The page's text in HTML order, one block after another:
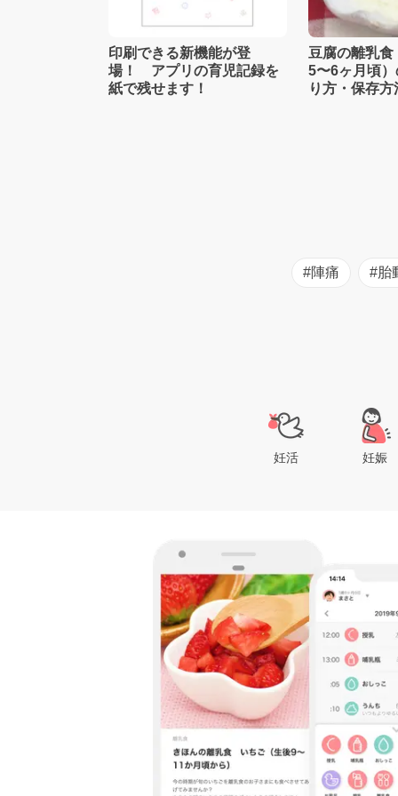
印刷できる新機能が登
場！ アプリの育児記録を
紙で残せます！
豆腐の離乳
5〜6ヶ月頃
り方・保存
#陣痛 #胎
妊活 妊娠